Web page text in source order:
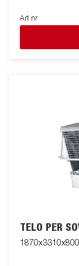
Art nr
TELO PER